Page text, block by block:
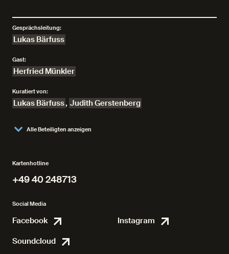
Gesprächsleitung:
Lukas Bärfuss
Alle Beteiligten anzeigen
Gast:
Herfried Münkler
Kuratiert von:
Lukas Bärfuss, Judith Gerstenberg
Kartenhotline
+49 40 248713
Social Media
Facebook FacebookInstagram
Soundcloud